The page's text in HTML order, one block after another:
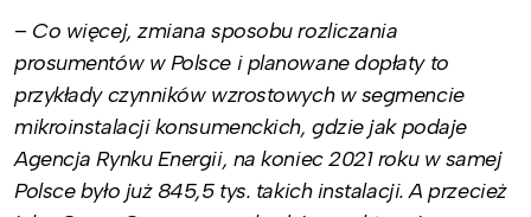
– Co więcej, zmiana sposobu rozliczania
prosumentów w Polsce i planowane dopłaty to
przykłady czynników wzrostowych w segmencie
mikroinstalacji konsumenckich, gdzie jak podaje
Agencja Rynku Energii, na koniec 2021 roku w samej
Polsce było już 845,5 tys. takich instalacji. A przecież